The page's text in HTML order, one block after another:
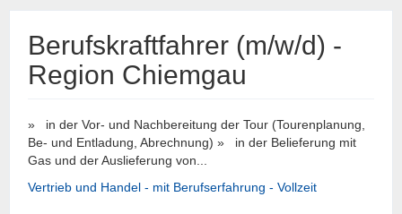
Berufskraftfahrer (m/w/d) -
Region Chiemgau
» in der Vor- und Nachbereitung der Tour (Tourenplanung,
Be- und Entladung, Abrechnung) » in der Belieferung mit
Gas und der Auslieferung von...
Vertrieb und Handel - mit Berufserfahrung - Vollzeit